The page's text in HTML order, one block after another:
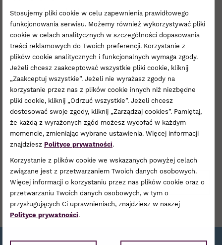
www.velobank.pl
Godziny otwarcia
PON - PT:
9:00 - 20:00
SOB:
10:00 - 20:00
ND:
10:00 - 20:00
Lokalizacja
Parter
ZOBACZ NA PLANIE
Stosujemy pliki cookie w celu zapewnienia prawidłowego
funkcjonowania serwisu. Możemy również wykorzystywać pliki
cookie w celach analitycznych w szczególności dopasowania
treści reklamowych do Twoich preferencji. Korzystanie z
plików cookie analitycznych i funkcjonalnych wymaga zgody.
Jeżeli chcesz zaakceptować wszystkie pliki cookie, kliknij
„Zaakceptuj wszystkie”. Jeżeli nie wyrażasz zgody na
korzystanie przez nas z plików cookie innych niż niezbędne
pliki cookie, kliknij „Odrzuć wszystkie”. Jeżeli chcesz
dostosować swoje zgody, kliknij „Zarządzaj cookies”. Pamiętaj,
że każdą z wyrażonych zgód możesz wycofać w każdym
momencie, zmieniając wybrane ustawienia. Więcej informacji
znajdziesz Polityce prywatności.
Korzystanie z plików cookie we wskazanych powyżej celach
związane jest z przetwarzaniem Twoich danych osobowych.
Więcej informacji o korzystaniu przez nas plików cookie oraz o
przetwarzaniu Twoich danych osobowych, w tym o
przysługujących Ci uprawnieniach, znajdziesz w naszej
Polityce prywatności.